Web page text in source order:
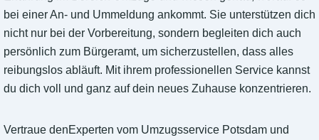
bei einer An- und Ummeldung ankommt. Sie unterstützen dich
nicht nur bei der Vorbereitung, sondern begleiten dich auch
persönlich zum Bürgeramt, um sicherzustellen, dass alles
reibungslos abläuft. Mit ihrem professionellen Service kannst
du dich voll und ganz auf dein neues Zuhause konzentrieren.
Vertraue denExperten vom Umzugsservice Potsdam und